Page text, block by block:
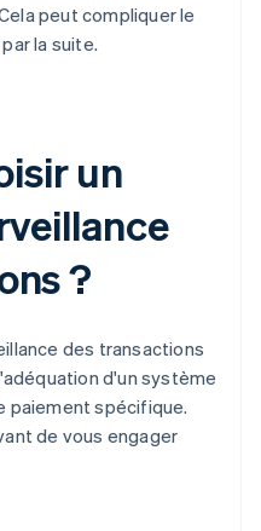
peut compliquer le
la suite.
un
?
des transactions
d'un système
paiement spécifique.
de vous engager